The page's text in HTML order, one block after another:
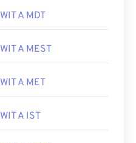
WIT A MDT
WIT A MEST
WIT A MET
WIT A IST